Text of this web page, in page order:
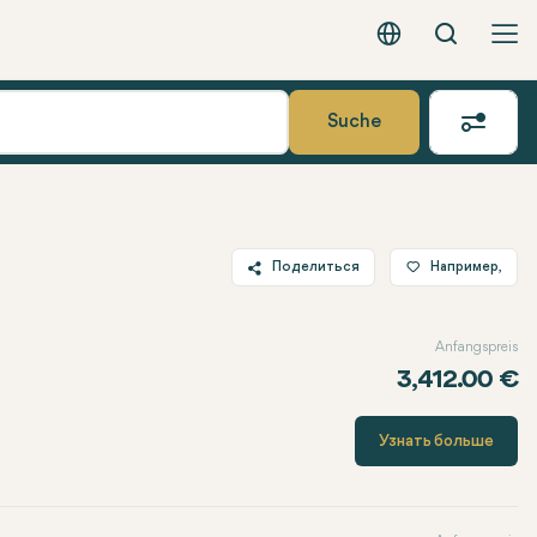
Русский - EUR
Вызов
Suche
Поделиться Например,
Anfangspreis
3,412.00 €
Узнать больше